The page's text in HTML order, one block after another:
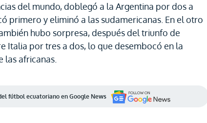
del mundo, doblegó a la Argentina por dos a
primero y eliminó a las sudamericanas. En el otro
hubo sorpresa, después del triunfo de
Italia por tres a dos, lo que desembocó en la
las africanas.
fútbol ecuatoriano en Google News